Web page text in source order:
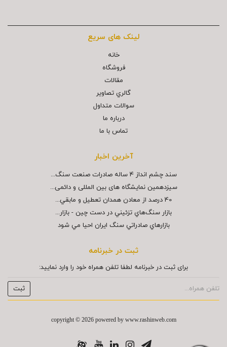
لینک های سریع
خانه
فروشگاه
مقالات
گالري تصاوير
سوالات متداول
درباره ما
تماس با ما
آخرین اخبار
سند چشم انداز ۴ ساله صادرات صنعت سنگ...
سیزدهمین نمایشگاه های بین المللی و دائمی...
40 درصد از معادن همدان تعطيل و مابقي...
بازار سنگ‌هاي تزئيني در دست چين - بازار...
بازارهاي صادراتي سنگ ايران احيا مي شود
ثبت در خبرنامه
برای ثبت در خبرنامه لطفا تلفن همراه خود را وارد نمایید:
copyright © 2026 powered by www.rashinweb.com